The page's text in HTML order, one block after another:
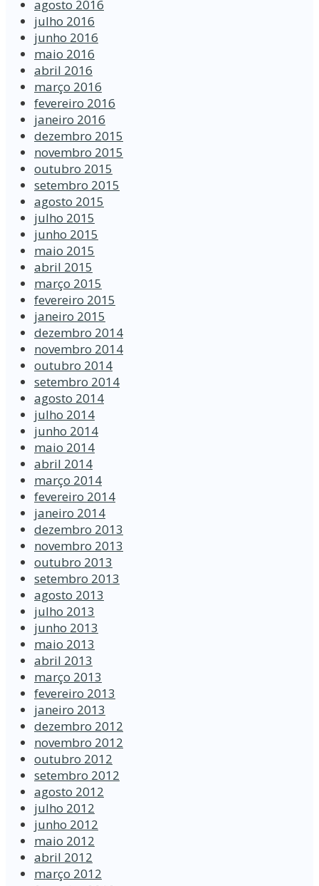
agosto 2016
julho 2016
junho 2016
maio 2016
abril 2016
março 2016
fevereiro 2016
janeiro 2016
dezembro 2015
novembro 2015
outubro 2015
setembro 2015
agosto 2015
julho 2015
junho 2015
maio 2015
abril 2015
março 2015
fevereiro 2015
janeiro 2015
dezembro 2014
novembro 2014
outubro 2014
setembro 2014
agosto 2014
julho 2014
junho 2014
maio 2014
abril 2014
março 2014
fevereiro 2014
janeiro 2014
dezembro 2013
novembro 2013
outubro 2013
setembro 2013
agosto 2013
julho 2013
junho 2013
maio 2013
abril 2013
março 2013
fevereiro 2013
janeiro 2013
dezembro 2012
novembro 2012
outubro 2012
setembro 2012
agosto 2012
julho 2012
junho 2012
maio 2012
abril 2012
março 2012